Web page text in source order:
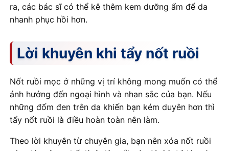
ra, các bác sĩ có thể kê thêm kem dưỡng ẩm để da
nhanh phục hồi hơn.
Lời khuyên khi tẩy nốt ruồi
Nốt ruồi mọc ở những vị trí không mong muốn có thể
ảnh hưởng đến ngoại hình và nhan sắc của bạn. Nếu
những đốm đen trên da khiến bạn kém duyên hơn thì
tẩy nốt ruồi là điều hoàn toàn nên làm.
Theo lời khuyên từ chuyên gia, bạn nên xóa nốt ruồi